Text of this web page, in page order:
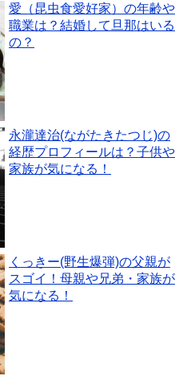
愛（昆虫食愛好家）の年齢や
職業は？結婚して旦那はいる
の？
永瀧達治(ながたきたつじ)の
経歴プロフィールは？子供や
家族が気になる！
くっきー(野生爆弾)の父親が
スゴイ！母親や兄弟・家族が
気になる！